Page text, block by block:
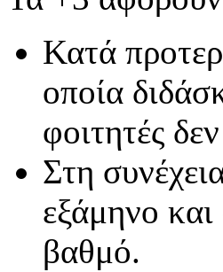
Κατά
οποία
φοιτητές
Στη
εξάμηνο και
βαθμό.